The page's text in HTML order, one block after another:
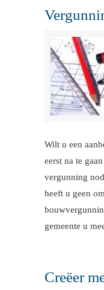
Wilt u een
eerst na te
vergunning
heeft u geen
gemeente u
Creëer